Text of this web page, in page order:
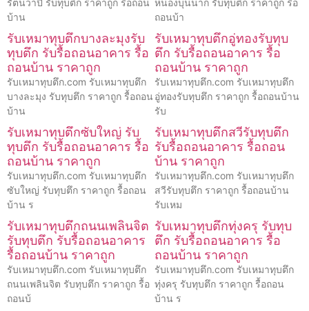
บ้าน
ถอนบ้า
รับเหมาทุบตึกบางละมุงรับ
ทุบตึก รับรื้อถอนอาคาร รื้อ
ถอนบ้าน ราคาถูก
รับเหมาทุบตึก.com รับเหมาทุบตึก
บางละมุง รับทุบตึก ราคาถูก รื้อถอน
บ้าน
รับเหมาทุบตึกอู่ทองรับทุบ
ตึก รับรื้อถอนอาคาร รื้อ
ถอนบ้าน ราคาถูก
รับเหมาทุบตึก.com รับเหมาทุบตึก
อู่ทองรับทุบตึก ราคาถูก รื้อถอนบ้าน
รับ
รับเหมาทุบตึกซับใหญ่ รับ
ทุบตึก รับรื้อถอนอาคาร รื้อ
ถอนบ้าน ราคาถูก
รับเหมาทุบตึก.com รับเหมาทุบตึก
ซับใหญ่ รับทุบตึก ราคาถูก รื้อถอน
บ้าน ร
รับเหมาทุบตึกสวีรับทุบตึก
รับรื้อถอนอาคาร รื้อถอน
บ้าน ราคาถูก
รับเหมาทุบตึก.com รับเหมาทุบตึก
สวีรับทุบตึก ราคาถูก รื้อถอนบ้าน
รับเหม
รับเหมาทุบตึกถนนเพลินจิต
รับทุบตึก รับรื้อถอนอาคาร
รื้อถอนบ้าน ราคาถูก
รับเหมาทุบตึก.com รับเหมาทุบตึก
ถนนเพลินจิต รับทุบตึก ราคาถูก รื้อ
ถอนบ้
รับเหมาทุบตึกทุ่งครุ รับทุบ
ตึก รับรื้อถอนอาคาร รื้อ
ถอนบ้าน ราคาถูก
รับเหมาทุบตึก.com รับเหมาทุบตึก
ทุ่งครุ รับทุบตึก ราคาถูก รื้อถอน
บ้าน ร